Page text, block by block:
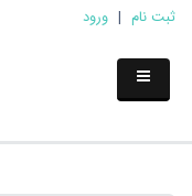
ثبت نام | ورود